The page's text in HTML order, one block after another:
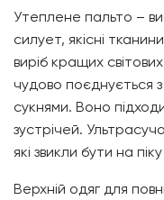
Утеплене пальто –
силует, якісні
виріб кращих
чудово поєднується
сукнями. Воно
зустрічей.
які звикли бути на
Верхній одяг для